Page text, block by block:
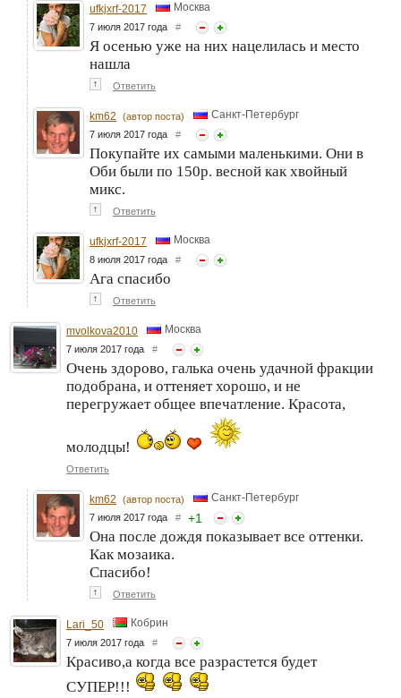
ufkjxrf-2017 Москва
7 июля 2017 года #
Я осенью уже на них нацелилась и место
нашла
↑ Ответить
km62 (автор поста) Санкт-Петербург
7 июля 2017 года #
Покупайте их самыми маленькими. Они в
Оби были по 150р. весной как хвойный
микс.
↑ Ответить
ufkjxrf-2017 Москва
8 июля 2017 года #
Ага спасибо
↑ Ответить
mvolkova2010 Москва
7 июля 2017 года #
Очень здорово, галька очень удачной фракции
подобрана, и оттеняет хорошо, и не
перегружает общее впечатление. Красота,
молодцы!
Ответить
km62 (автор поста) Санкт-Петербург
7 июля 2017 года # +1
Она после дождя показывает все оттенки.
Как мозаика.
Спасибо!
↑ Ответить
Lari_50 Кобрин
7 июля 2017 года #
Красиво,а когда все разрастется будет
СУПЕР!!!